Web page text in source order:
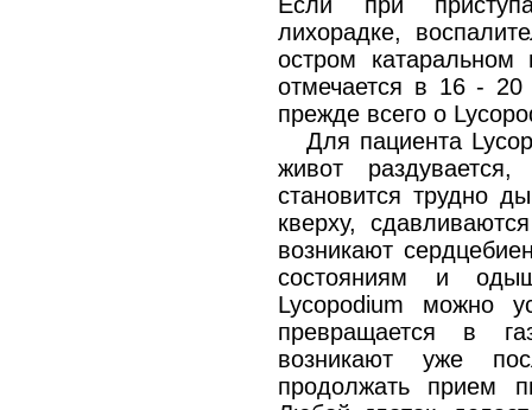
лихорадке,
остром катаральном
отмечается в 16 - 20
прежде всего о
Для пациента
живот
становится трудно
кверху,
возникают
состояниям и
Lycopodium можно
превращается в
возникают уже
продолжать прием